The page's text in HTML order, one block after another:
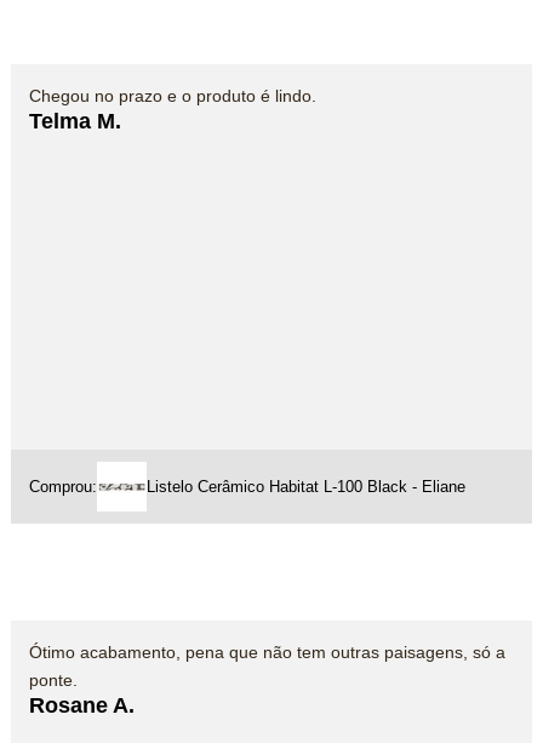
Chegou no prazo e o produto é lindo.
Telma M.
Comprou: Listelo Cerâmico Habitat L-100 Black - Eliane
Ótimo acabamento, pena que não tem outras paisagens, só a
ponte.
Rosane A.